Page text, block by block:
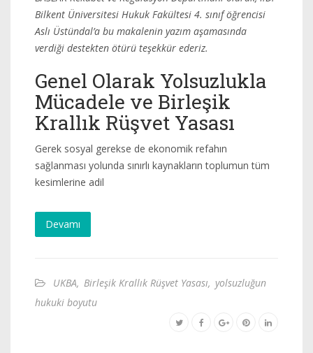
Bilkent Üniversitesi Hukuk Fakültesi 4. sınıf öğrencisi
Aslı Üstündal’a bu makalenin yazım aşamasında
verdiği destekten ötürü teşekkür ederiz.
Genel Olarak Yolsuzlukla
Mücadele ve Birleşik
Krallık Rüşvet Yasası
Gerek sosyal gerekse de ekonomik refahın
sağlanması yolunda sınırlı kaynakların toplumun tüm
kesimlerine adil
Devamı
UKBA, Birleşik Krallık Rüşvet Yasası, yolsuzluğun
hukuki boyutu